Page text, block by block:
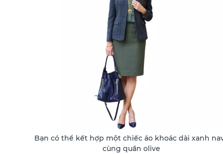
Bạn có thể kết hợp một chiếc áo khoác dài xanh
cùng quần olive